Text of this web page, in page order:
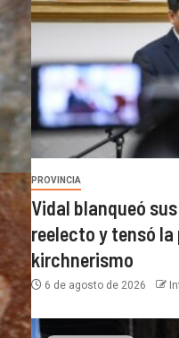
PROVINCIA
Vidal blanqueó
reelecto y tensó la
kirchnerismo
6 de agosto de 2026